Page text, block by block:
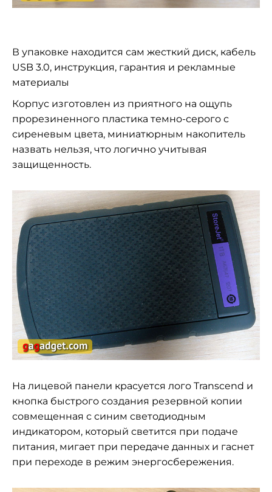
В упаковке находится сам жесткий диск, кабель
USB 3.0, инструкция, гарантия и рекламные
материалы
Корпус изготовлен из приятного на ощупь
прорезиненного пластика темно-серого с
сиреневым цвета, миниатюрным накопитель
назвать нельзя, что логично учитывая
защищенность.
На лицевой панели красуется лого Transcend и
кнопка быстрого создания резервной копии
совмещенная с синим светодиодным
индикатором, который светится при подаче
питания, мигает при передаче данных и гаснет
при переходе в режим энергосбережения.